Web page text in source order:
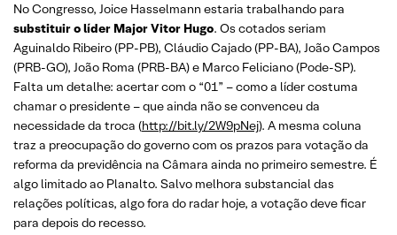
No Congresso, Joice Hasselmann estaria trabalhando para
substituir o líder Major Vitor Hugo. Os cotados seriam
Aguinaldo Ribeiro (PP-PB), Cláudio Cajado (PP-BA), João Campos
(PRB-GO), João Roma (PRB-BA) e Marco Feliciano (Pode-SP).
Falta um detalhe: acertar com o “01” – como a líder costuma
chamar o presidente – que ainda não se convenceu da
necessidade da troca (http://bit.ly/2W9pNej). A mesma coluna
traz a preocupação do governo com os prazos para votação da
reforma da previdência na Câmara ainda no primeiro semestre. É
algo limitado ao Planalto. Salvo melhora substancial das
relações políticas, algo fora do radar hoje, a votação deve ficar
para depois do recesso.